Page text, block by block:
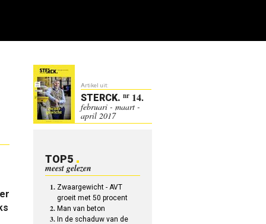
Artikel uit:
STERCK. nr 14.
februari - maart -
april 2017
TOP5
meest gelezen
Zwaargewicht - AVT
groeit met 50 procent
Man van beton
In de schaduw van de